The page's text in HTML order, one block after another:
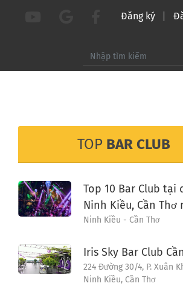
Đăng ký
TOP BAR CLUB
Top 10 Bar Club tại
Ninh Kiều, Cần Thơ
Ninh Kiều - Cần Thơ
Iris Sky Bar Club
224 Đường 30/4, P. Xuân
Ninh Kiều, Cần Thơ